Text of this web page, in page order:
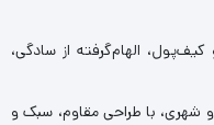
الهام‌گرفته از سادگی،
با طراحی مقاوم، سبک و